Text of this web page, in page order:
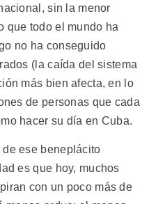
sin la menor
que todo el mundo ha
no ha conseguido
(la caída del sistema
más bien afecta, en lo
de personas que cada
hacer su día en Cuba.
ese beneplácito
es que hoy, muchos
con un poco más de